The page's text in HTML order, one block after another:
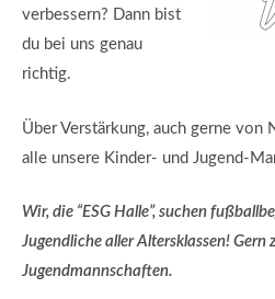
verbessern? Dann bist
du bei uns genau
richtig.
Über Verstärkung, auch gerne von
alle unsere Kinder- und Jugend-
Wir, die “ESG Halle”, suchen
Jugendliche aller Altersklassen! Gern
Jugendmannschaften.